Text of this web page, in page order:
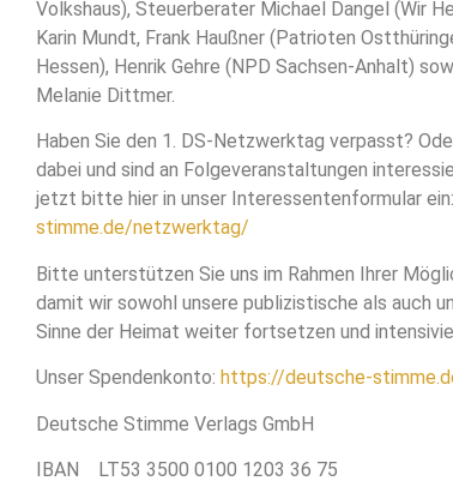
Volkshaus), Steuerberater Michael Dangel (Wir
Karin Mundt, Frank Haußner (Patrioten
Hessen), Henrik Gehre (NPD Sachsen-Anhalt)
Melanie Dittmer.
Haben Sie den 1. DS-Netzwerktag verpasst?
dabei und sind an Folgeveranstaltungen
jetzt bitte hier in unser Interessentenformular ein:
stimme.de/netzwerktag/
Bitte unterstützen Sie uns im Rahmen Ihrer
damit wir sowohl unsere publizistische als auch
Sinne der Heimat weiter fortsetzen und
Unser Spendenkonto: https://deutsche-
Deutsche Stimme Verlags GmbH
IBAN LT53 3500 0100 1203 36 75